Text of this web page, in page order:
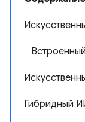
Гибридный